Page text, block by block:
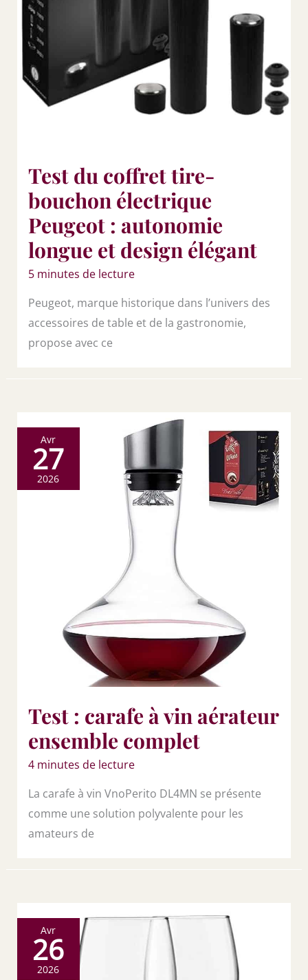
Test du coffret tire-
bouchon électrique
Peugeot : autonomie
longue et design élégant
5 minutes de lecture
Peugeot, marque historique dans l’univers des
accessoires de table et de la gastronomie,
propose avec ce
Avr
27
2026
Test : carafe à vin aérateur
ensemble complet
4 minutes de lecture
La carafe à vin VnoPerito DL4MN se présente
comme une solution polyvalente pour les
amateurs de
Avr
26
2026